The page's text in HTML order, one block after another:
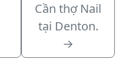
Cần thợ Nail
tại Denton.
→